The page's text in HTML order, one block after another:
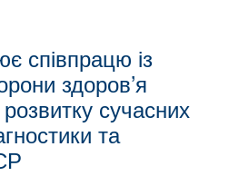
співпрацю із
здоров’я
сучасних
та